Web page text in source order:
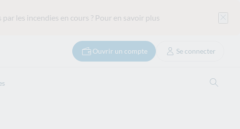
les incendies en cours ? Pour en savoir plus
Ouvrir un compte Se connecter